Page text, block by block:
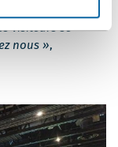
visiteurs se
nous »,